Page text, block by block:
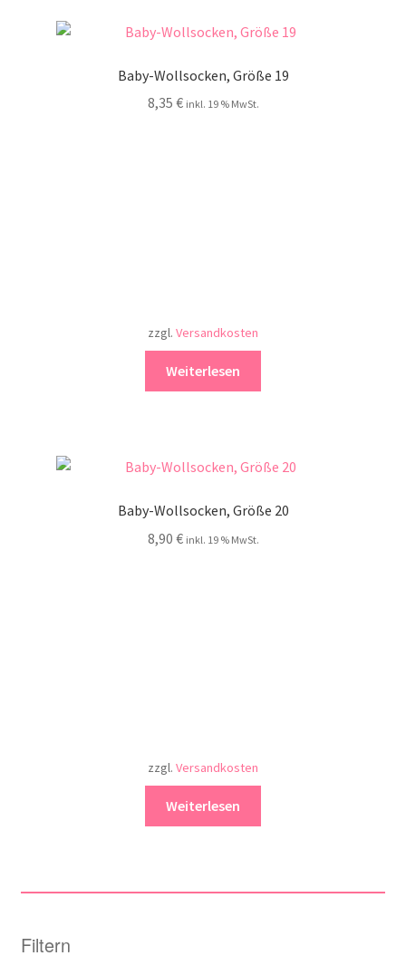
Baby-Wollsocken, Größe 19
8,35 € inkl. 19 % MwSt.
zzgl. Versandkosten
Weiterlesen
Baby-Wollsocken, Größe 20
8,90 € inkl. 19 % MwSt.
zzgl. Versandkosten
Weiterlesen
Filtern